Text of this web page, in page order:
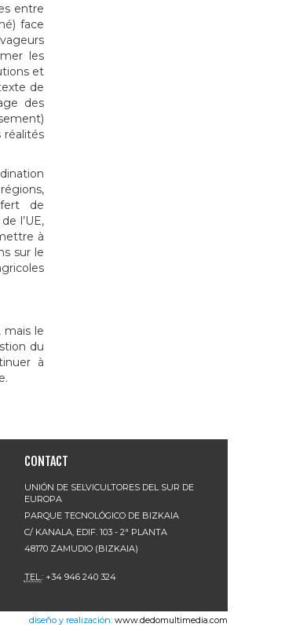
entre
face
les
et
de
des
réalités
de
l’UE,
à
sur le
mais le
du
à
CONTACT
UNIÓN DE SELVICULTORES DEL SUR DE
EUROPA
PARQUE TECNOLÓGICO DE BIZKAIA
C/ KANALA, EDIF. 103 - 2ª PLANTA
48170 ZAMUDIO (BIZKAIA)
TEL. : +34 946 240 324
diseño y realización: www.dedomultimedia.com